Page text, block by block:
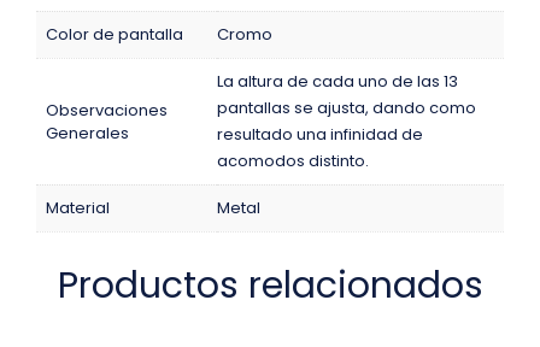
Color de pantalla Cromo
Observaciones
Generales
La altura de cada uno de las 13
pantallas se ajusta, dando como
resultado una infinidad de
acomodos distinto.
Material Metal
Productos relacionados